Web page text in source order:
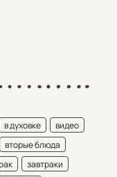
в духовке
видео
вторые блюда
завтраки